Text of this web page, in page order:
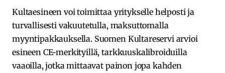
Kultaesineen voi toimittaa yritykselle helposti ja
turvallisesti vakuutetulla, maksuttomalla
myyntipakkauksella. Suomen Kultareservi arvioi
esineen CE-merkityillä, tarkkuuskalibroiduilla
vaaoilla, jotka mittaavat painon jopa kahden